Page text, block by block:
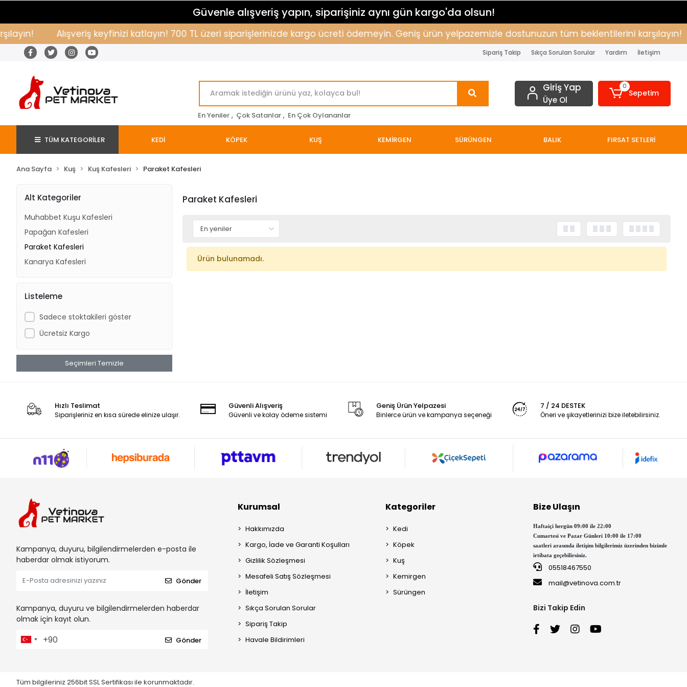
Güvenle alışveriş yapın, siparişiniz aynı gün kargo'da olsun!
Alışveriş keyfinizi katlayın! 700 TL üzeri siparişlerinizde kargo ücreti ödemeyin. Geniş ürün yelpazemizle dostunuzun tüm beklentilerini karşılayın!
Sipariş Takip Sıkça Sorulan Sorular Yardım İletişim
En Yeniler , Çok Satanlar , En Çok Oylananlar
Giriş Yap
Üye Ol
0
Sepetim
TÜM KATEGORİLER KEDİ KÖPEK KUŞ KEMİRGEN SÜRÜNGEN BALIK FIRSAT SETLERİ
Ana Sayfa Kuş Kuş Kafesleri Paraket Kafesleri
Alt Kategoriler
Muhabbet Kuşu Kafesleri
Papağan Kafesleri
Paraket Kafesleri
Kanarya Kafesleri
Listeleme
Sadece stoktakileri göster
Ücretsiz Kargo
Seçimleri Temizle
Paraket Kafesleri
Ürün bulunamadı.
Hızlı Teslimat
Siparişleriniz en kısa sürede elinize ulaşır.
Güvenli Alışveriş
Güvenli ve kolay ödeme sistemi
Geniş Ürün Yelpazesi
Binlerce ürün ve kampanya seçeneği
7 / 24 DESTEK
Öneri ve şikayetlerinizi bize iletebilirsiniz.
Kampanya, duyuru, bilgilendirmelerden e-posta ile
haberdar olmak istiyorum.
Gönder
Kampanya, duyuru ve bilgilendirmelerden haberdar
olmak için kayıt olun.
Gönder
Kurumsal
Hakkımızda
Kargo, İade ve Garanti Koşulları
Gizlilik Sözleşmesi
Mesafeli Satış Sözleşmesi
İletişim
Sıkça Sorulan Sorular
Sipariş Takip
Havale Bildirimleri
Kategoriler
Kedi
Köpek
Kuş
Kemirgen
Sürüngen
Bize Ulaşın
Haftaiçi hergün 09:00 ile 22:00
Cumartesi ve Pazar Günleri 10:00 ile 17:00
saatleri arasında iletişim bilgilerimiz üzerinden bizimle
irtibata geçebilirsiniz.
05518467550
mail@vetinova.com.tr
Bizi Takip Edin
Tüm bilgileriniz 256bit SSL Sertifikası ile korunmaktadır.